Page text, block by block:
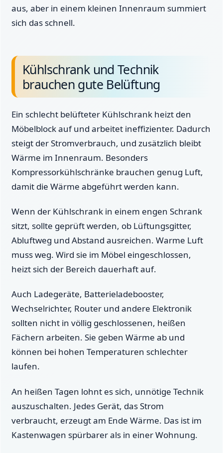
aus, aber in einem kleinen Innenraum summiert
sich das schnell.
Kühlschrank und Technik
brauchen gute Belüftung
Ein schlecht belüfteter Kühlschrank heizt den
Möbelblock auf und arbeitet ineffizienter. Dadurch
steigt der Stromverbrauch, und zusätzlich bleibt
Wärme im Innenraum. Besonders
Kompressorkühlschränke brauchen genug Luft,
damit die Wärme abgeführt werden kann.
Wenn der Kühlschrank in einem engen Schrank
sitzt, sollte geprüft werden, ob Lüftungsgitter,
Abluftweg und Abstand ausreichen. Warme Luft
muss weg. Wird sie im Möbel eingeschlossen,
heizt sich der Bereich dauerhaft auf.
Auch Ladegeräte, Batterieladebooster,
Wechselrichter, Router und andere Elektronik
sollten nicht in völlig geschlossenen, heißen
Fächern arbeiten. Sie geben Wärme ab und
können bei hohen Temperaturen schlechter
laufen.
An heißen Tagen lohnt es sich, unnötige Technik
auszuschalten. Jedes Gerät, das Strom
verbraucht, erzeugt am Ende Wärme. Das ist im
Kastenwagen spürbarer als in einer Wohnung.